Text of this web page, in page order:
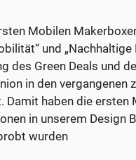
Mobilen
und „Nachhaltige
des Green Deals und
in den vergangenen
Damit haben die
in unserem Design
wurden